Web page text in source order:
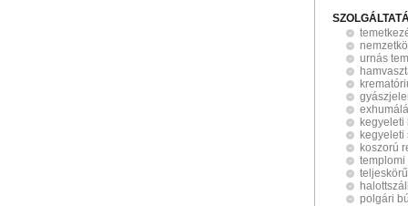
urnás
kegyeleti
kegyeleti
koszorú
templomi
polgári